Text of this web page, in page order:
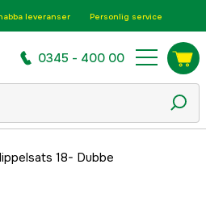
leveranser Personlig service
0345 - 400 00
18- Dubbe